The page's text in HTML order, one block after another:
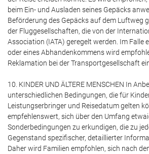
beim Ein- und Ausladen seines Gepäcks
Beförderung des Gepäcks auf dem Luftweg
der Fluggesellschaften, die von der
Association (IATA) geregelt werden. Im Falle
oder eines Abhandenkommens wird
Reklamation bei der Transportgesellschaft
10. KINDER UND ÄLTERE MENSCHEN In
unterschiedlichen Bedingungen, die für
Leistungserbringer und Reisedatum gelten
empfehlenswert, sich über den Umfang
Sonderbedingungen zu erkundigen, die zu
Gegenstand spezifischer, detaillierter
Daher wird Familien empfohlen, sich nach